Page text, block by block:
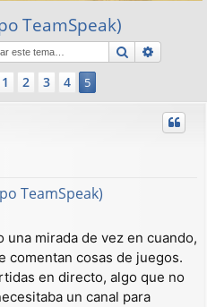
TeamSpeak)
Buscar
Anterior
1 2 3 4 5
TeamSpeak)
mirada de vez en cuando,
comentan cosas de juegos.
en directo, algo que no
un canal para